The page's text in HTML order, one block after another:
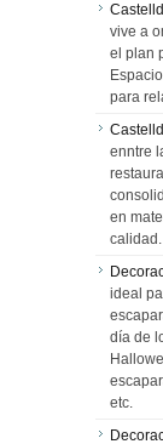
vive a
el plan
para
enntre
en
calidad.
ideal
día de
etc.